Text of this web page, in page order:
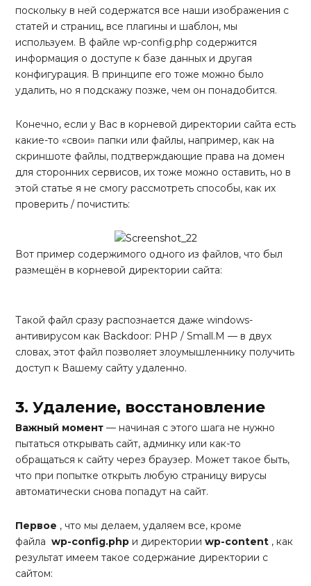
поскольку в ней содержатся все наши изображения с
статей и страниц, все плагины и шаблон, мы
используем. В файле wp-config.php содержится
информация о доступе к базе данных и другая
конфигурация. В принципе его тоже можно было
удалить, но я подскажу позже, чем он понадобится.
Конечно, если у Вас в корневой директории сайта есть
какие-то «свои» папки или файлы, например, как на
скриншоте файлы, подтверждающие права на домен
для сторонних сервисов, их тоже можно оставить, но в
этой статье я не смогу рассмотреть способы, как их
проверить / почистить:
Вот пример содержимого одного из файлов, что был
размещён в корневой директории сайта:
Такой файл сразу распознается даже windows-
антивирусом как Backdoor: PHP / Small.M — в двух
словах, этот файл позволяет злоумышленнику получить
доступ к Вашему сайту удаленно.
3. Удаление, восстановление
Важный момент — начиная с этого шага не нужно
пытаться открывать сайт, админку или как-то
обращаться к сайту через браузер. Может такое быть,
что при попытке открыть любую страницу вирусы
автоматически снова попадут на сайт.
Первое , что мы делаем, удаляем все, кроме
файла wp-config.php и директории wp-content , как
результат имеем такое содержание директории с
сайтом: